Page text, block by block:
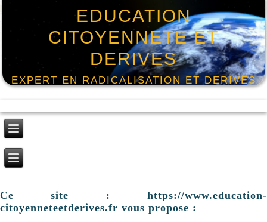
EDUCATION
CITOYENNETE ET
DERIVES
EXPERT EN RADICALISATION ET DERIVES
Ce site : https://www.education-
citoyenneteetderives.fr vous propose :